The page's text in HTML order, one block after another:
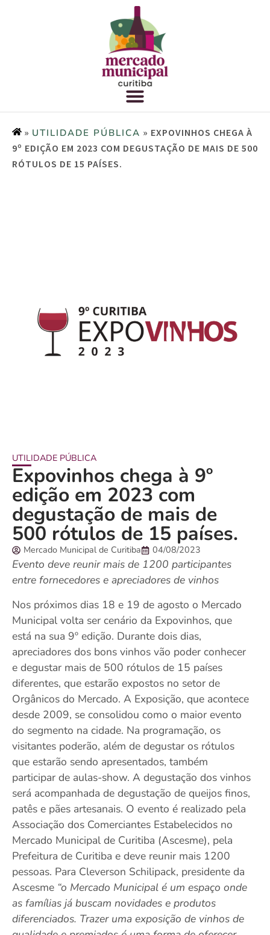
» UTILIDADE PÚBLICA » EXPOVINHOS CHEGA À
9º EDIÇÃO EM 2023 COM DEGUSTAÇÃO DE MAIS DE 500
RÓTULOS DE 15 PAÍSES.
UTILIDADE PÚBLICA
Expovinhos chega à 9º
edição em 2023 com
degustação de mais de
500 rótulos de 15 países.
Mercado Municipal de Curitiba 04/08/2023
Evento deve reunir mais de 1200 participantes
entre fornecedores e apreciadores de vinhos
Nos próximos dias 18 e 19 de agosto o Mercado
Municipal volta ser cenário da Expovinhos, que
está na sua 9º edição. Durante dois dias,
apreciadores dos bons vinhos vão poder conhecer
e degustar mais de 500 rótulos de 15 países
diferentes, que estarão expostos no setor de
Orgânicos do Mercado. A Exposição, que acontece
desde 2009, se consolidou como o maior evento
do segmento na cidade. Na programação, os
visitantes poderão, além de degustar os rótulos
que estarão sendo apresentados, também
participar de aulas-show. A degustação dos vinhos
será acompanhada de degustação de queijos finos,
patês e pães artesanais. O evento é realizado pela
Associação dos Comerciantes Estabelecidos no
Mercado Municipal de Curitiba (Ascesme), pela
Prefeitura de Curitiba e deve reunir mais 1200
pessoas. Para Cleverson Schilipack, presidente da
Ascesme “o Mercado Municipal é um espaço onde
as famílias já buscam novidades e produtos
diferenciados. Trazer uma exposição de vinhos de